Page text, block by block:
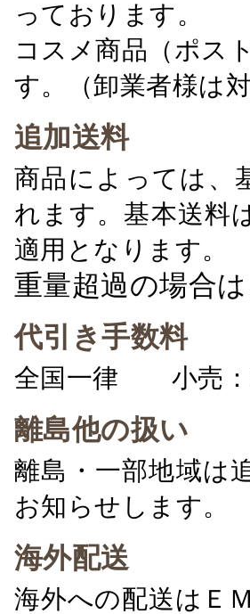
っております。
コスメ商品（ポス
す。（卸業者様は対
追加送料
商品によっては、
れます。基本送料
適用となります。
重量超過の場合
代引き手数料
全国一律 小売
離島他の扱い
離島・一部地域は
お知らせします。
海外配送
海外への配送はＥ